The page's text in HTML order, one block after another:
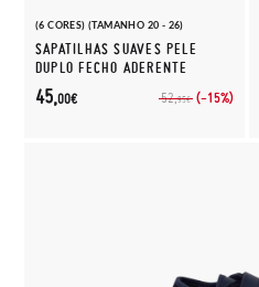
(6 CORES) (TAMANHO 20 - 26)
SAPATILHAS SUAVES PELE
DUPLO FECHO ADERENTE
52,95€ (-15%)
45,00€